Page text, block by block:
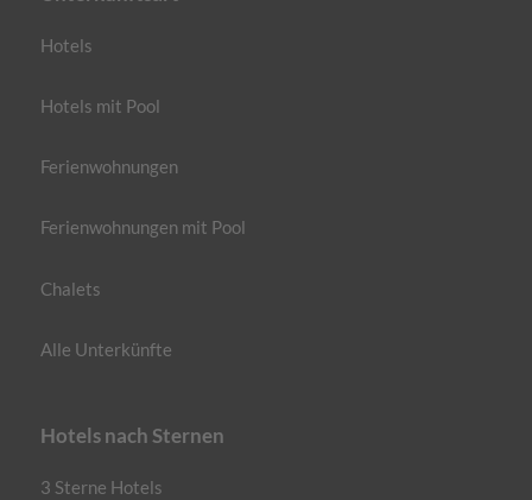
Hotels
Hotels mit Pool
Ferienwohnungen
Ferienwohnungen mit Pool
Chalets
Alle Unterkünfte
Hotels nach Sternen
3 Sterne Hotels